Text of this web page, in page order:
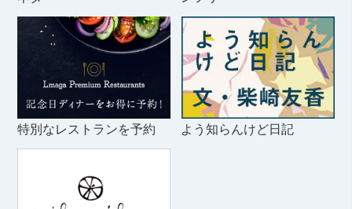
特別なレストランを予約 よう知らんけど日記